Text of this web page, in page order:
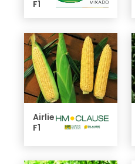
F1
Airlie
F1